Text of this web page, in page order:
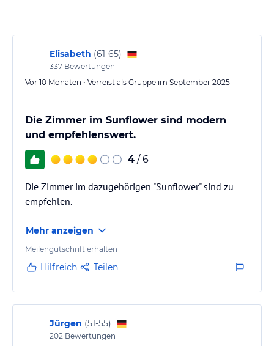
der Organisation von Ausflügen unterstützen und erleben Sie die
Schönheit der Umgebung. Die lokalen Busse mit Verbindungen
nach Himarë halten nur 200 Meter vom Hotel entfernt, so dass Sie
bequem die Umgebung erkunden können.
Hinweis: Verfasst von HolidayCheck mit Hilfe von KI. Alle
Angaben ohne Gewähr. Bitte lies vor der Buchung die
Elisabeth (61-65)
337 Bewertungen
Vor 10 Monaten • Verreist als Gruppe im September 2025
Die Zimmer im Sunflower sind modern
und empfehlenswert.
4 / 6
Die Zimmer im dazugehörigen "Sunflower" sind zu
empfehlen.
Mehr anzeigen
Meilengutschrift erhalten
Hilfreich Teilen
Jürgen (51-55)
202 Bewertungen